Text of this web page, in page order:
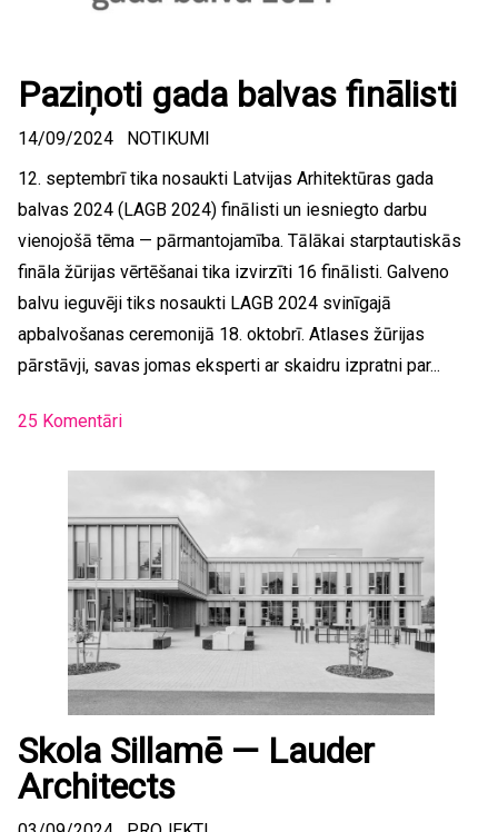
Paziņoti gada balvas finālisti
14/09/2024
NOTIKUMI
12. septembrī tika nosaukti Latvijas Arhitektūras gada
balvas 2024 (LAGB 2024) finālisti un iesniegto darbu
vienojošā tēma — pārmantojamība. Tālākai starptautiskās
fināla žūrijas vērtēšanai tika izvirzīti 16 finālisti. Galveno
balvu ieguvēji tiks nosaukti LAGB 2024 svinīgajā
apbalvošanas ceremonijā 18. oktobrī. Atlases žūrijas
pārstāvji, savas jomas eksperti ar skaidru izpratni par...
25 Komentāri
Skola Sillamē — Lauder
Architects